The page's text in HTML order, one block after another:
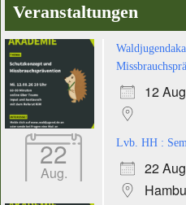
Veranstaltungen
12
22
Aug.
Lvb. HH :
22